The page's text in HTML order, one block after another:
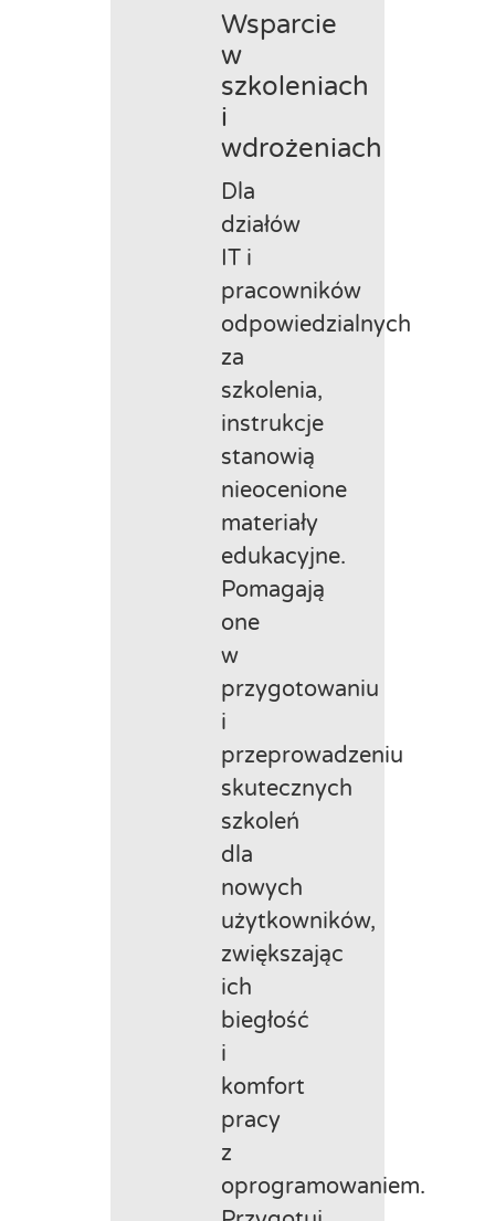
Wsparcie
w
szkoleniach
i
wdrożeniach
Dla
działów
IT i
pracowników
odpowiedzialnych
za
szkolenia,
instrukcje
stanowią
nieocenione
materiały
edukacyjne.
Pomagają
one
w
przygotowaniu
i
przeprowadzeniu
skutecznych
szkoleń
dla
nowych
użytkowników,
zwiększając
ich
biegłość
i
komfort
pracy
z
oprogramowaniem.